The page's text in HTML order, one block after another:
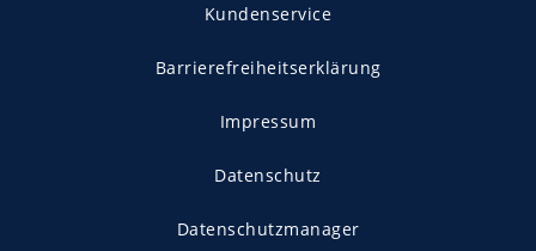
Kundenservice
Barrierefreiheitserklärung
Impressum
Datenschutz
Datenschutzmanager